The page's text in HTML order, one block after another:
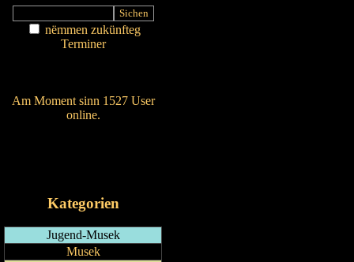
nëmmen zukünfteg
Terminer
Am Moment sinn 1527 User
online.
Kategorien
Jugend-Musek
Musek